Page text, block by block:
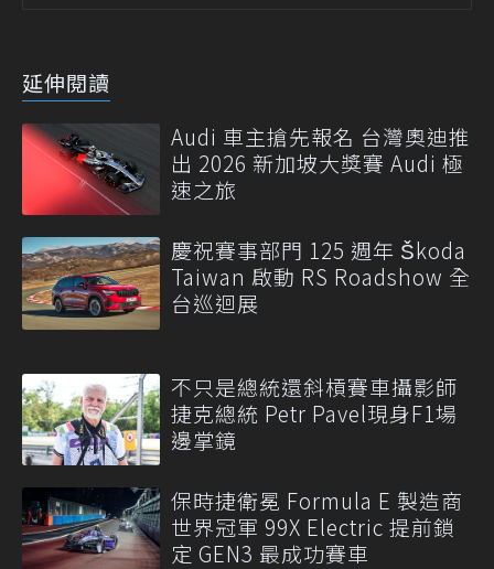
延伸閱讀
Audi 車主搶先報名 台灣奧迪推
出 2026 新加坡大獎賽 Audi 極
速之旅
慶祝賽事部門 125 週年 Škoda
Taiwan 啟動 RS Roadshow 全
台巡迴展
不只是總統還斜槓賽車攝影師
捷克總統 Petr Pavel現身F1場
邊掌鏡
保時捷衛冕 Formula E 製造商
世界冠軍 99X Electric 提前鎖
定 GEN3 最成功賽車